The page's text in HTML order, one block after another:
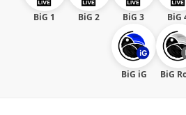
BiG 1 BiG 2 BiG 3 BiG
BiG iG BiG